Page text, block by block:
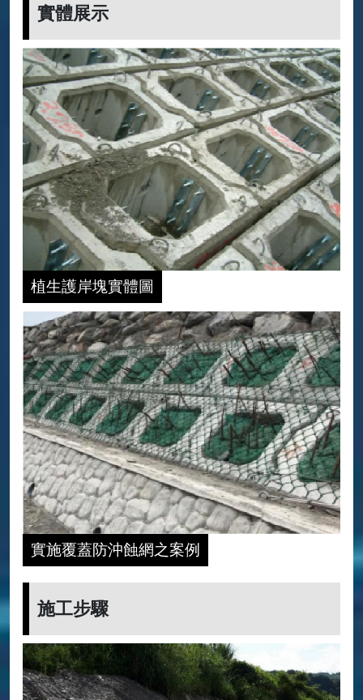
實體展示
植生護岸塊實體圖
實施覆蓋防沖蝕網之案例
施工步驟